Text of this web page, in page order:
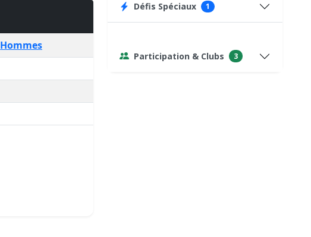
Hommes
Défis Spéciaux 1
Participation & Clubs 3